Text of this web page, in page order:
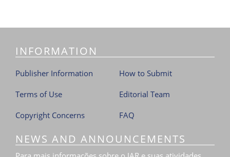
INFORMATION
Publisher Information
Terms of Use
Copyright Concerns
How to Submit
Editorial Team
FAQ
NEWS AND ANNOUNCEMENTS